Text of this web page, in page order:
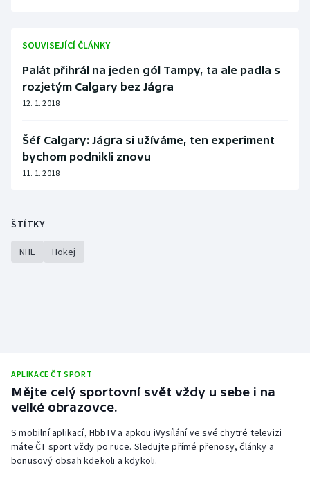
SOUVISEJÍCÍ ČLÁNKY
Palát přihrál na jeden gól Tampy, ta ale padla s
rozjetým Calgary bez Jágra
12. 1. 2018
Šéf Calgary: Jágra si užíváme, ten experiment
bychom podnikli znovu
11. 1. 2018
ŠTÍTKY
NHL Hokej
APLIKACE ČT SPORT
Mějte celý sportovní svět vždy u sebe i na
velké obrazovce.
S mobilní aplikací, HbbTV a apkou iVysílání ve své chytré televizi
máte ČT sport vždy po ruce. Sledujte přímé přenosy, články a
bonusový obsah kdekoli a kdykoli.